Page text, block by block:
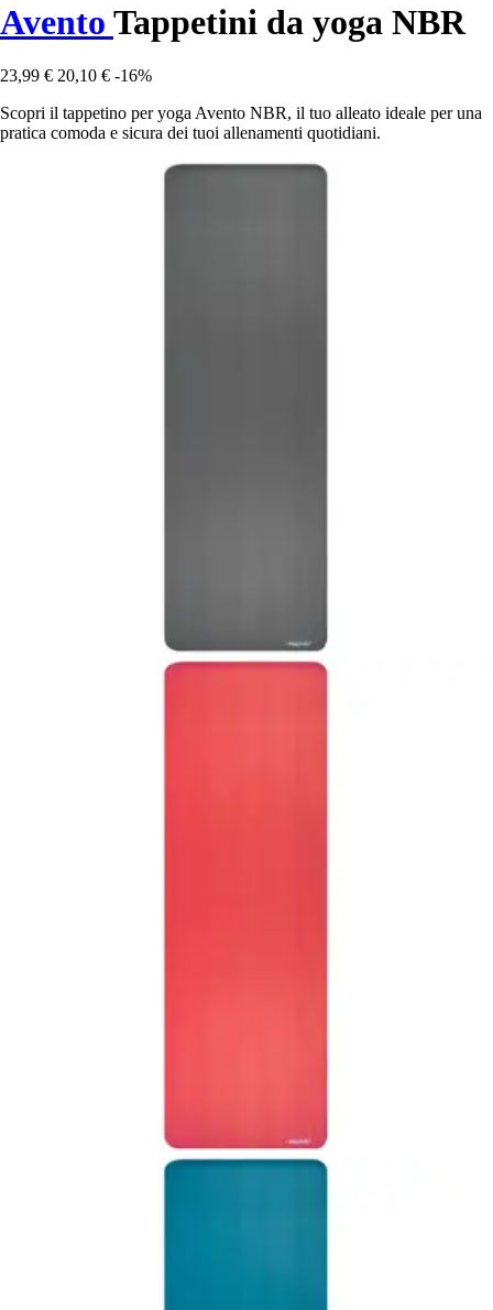
Avento Tappetini da yoga NBR
23,99 € 20,10 € -16%
Scopri il tappetino per yoga Avento NBR, il tuo alleato ideale per una
pratica comoda e sicura dei tuoi allenamenti quotidiani.